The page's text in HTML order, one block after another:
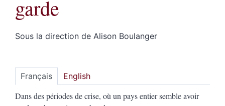
garde
Sous la direction de Alison Boulanger
Français English
Dans des périodes de crise, où un pays entier semble avoir